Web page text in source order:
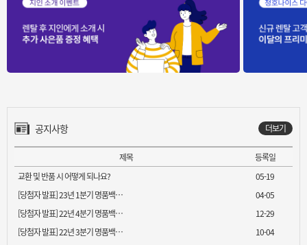
공지사항 더보기
제목
등록일
교환 및 반품 시 어떻게 되나요?
05-19
[당첨자 발표] 23년 1분기 명품백…
04-05
[당첨자 발표] 22년 4분기 명품백…
12-29
[당첨자 발표] 22년 3분기 명품백…
10-04